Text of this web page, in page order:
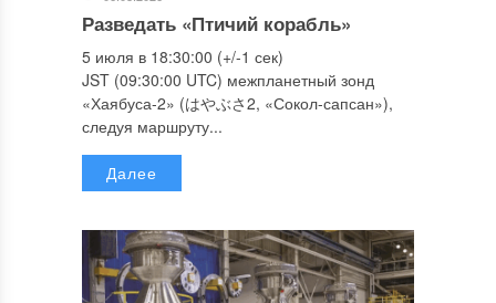
Разведать «Птичий корабль»
5 июля в 18:30:00 (+/-1 сек)
JST (09:30:00 UTC) межпланетный зонд
«Хаябуса-2» (はやぶさ2, «Сокол-сапсан»),
следуя маршруту...
Далее